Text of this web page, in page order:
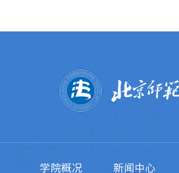
学院概况 新闻中心